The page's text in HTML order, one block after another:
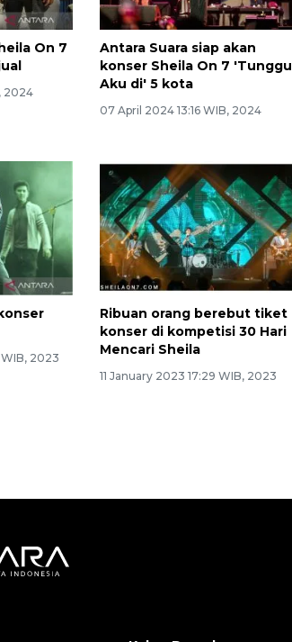
On 7
2024
Antara Suara siap akan
konser Sheila On 7 'Tunggu
Aku di' 5 kota
07 April 2024 13:16 WIB, 2024
2023
Ribuan orang berebut tiket
konser di kompetisi 30 Hari
Mencari Sheila
11 January 2023 17:29 WIB, 2023